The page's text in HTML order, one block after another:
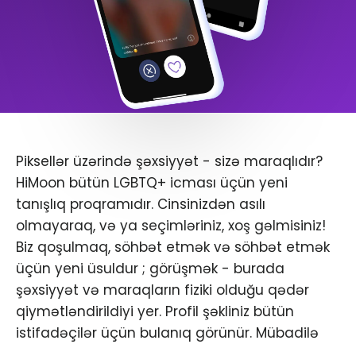
Piksellər üzərində şəxsiyyət - sizə maraqlıdır?
HiMoon bütün LGBTQ+ icması üçün yeni
tanışlıq proqramıdır. Cinsinizdən asılı
olmayaraq, və ya seçimləriniz, xoş gəlmisiniz!
Biz qoşulmaq, söhbət etmək və söhbət etmək
üçün yeni üsuldur ; görüşmək - burada
şəxsiyyət və maraqların fiziki olduğu qədər
qiymətləndirildiyi yer. Profil şəkliniz bütün
istifadəçilər üçün bulanıq görünür. Mübadilə